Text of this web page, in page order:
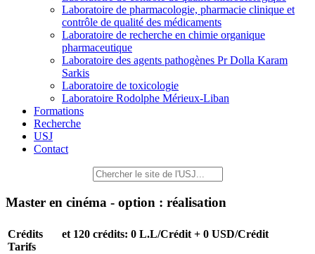
Laboratoire de pharmacologie, pharmacie clinique et
contrôle de qualité des médicaments
Laboratoire de recherche en chimie organique
pharmaceutique
Laboratoire des agents pathogènes Pr Dolla Karam
Sarkis
Laboratoire de toxicologie
Laboratoire Rodolphe Mérieux-Liban
Formations
Recherche
USJ
Contact
Master en cinéma - option : réalisation
Crédits et
Tarifs
120 crédits: 0 L.L/Crédit + 0 USD/Crédit